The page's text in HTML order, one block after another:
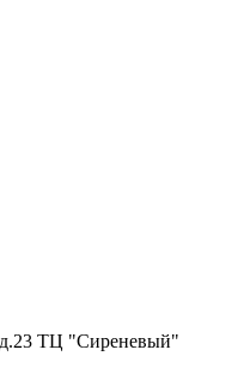
д.23 ТЦ "Сиреневый"